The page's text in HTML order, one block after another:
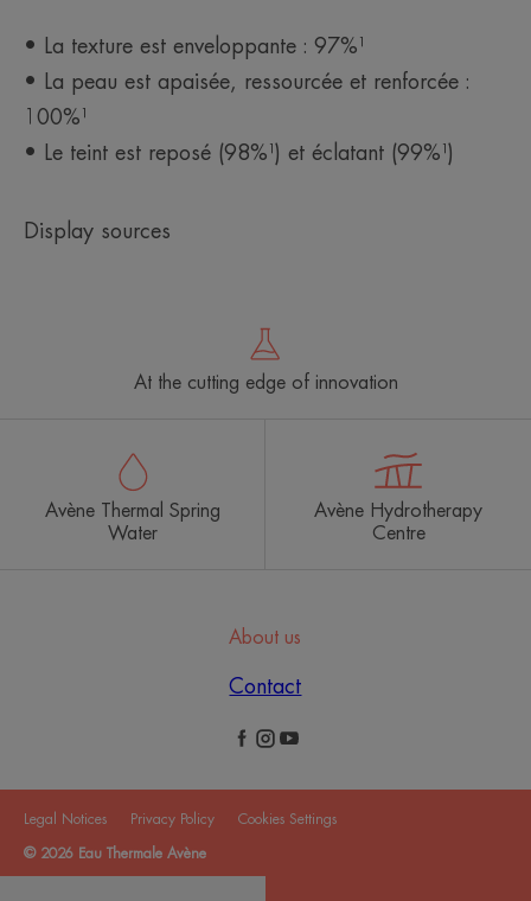
• La texture est enveloppante : 97%¹
• La peau est apaisée, ressourcée et renforcée :
100%¹
• Le teint est reposé (98%¹) et éclatant (99%¹)
Display sources
At the cutting edge of innovation
Avène Thermal Spring
Water
Avène Hydrotherapy
Centre
About us
Contact
Legal Notices Privacy Policy Cookies Settings
© 2026 Eau Thermale Avène